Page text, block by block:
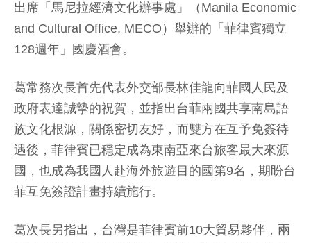
出席「馬尼拉經濟文化辦事處」（Manila Economic
and Cultural Office, MECO）舉辦的「菲律賓獨立
128週年」國慶酒會。
葛常務次長首先代表外交部長林佳龍向菲國人民及
政府表達誠摯的祝賀，並指出台菲兩國共享南島語
族文化根源，關係密切友好，而雙方在互予免簽待
遇後，菲律賓已穩定成為東南亞來台旅客最大來源
國，也成為我國人赴海外旅遊目的國第9名，期盼台
菲互免簽證計畫持續施行。
葛次長另指出，台灣是菲律賓前10大貿易夥伴，兩